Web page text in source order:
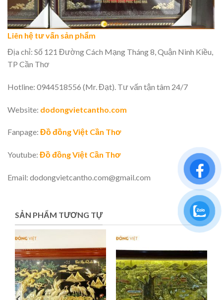
Liên hệ tư vấn sản phẩm
Địa chỉ: Số 121 Đường Cách Mạng Tháng 8, Quận Ninh Kiều,
TP Cần Thơ
Hotline: 0944518556 (Mr. Đạt). Tư vấn tận tâm 24/7
Website: dodongvietcantho.com
Fanpage: Đồ đồng Việt Cần Thơ
Youtube: Đồ đồng Việt Cần Thơ
Email: dodongvietcantho.com@gmail.com
SẢN PHẨM TƯƠNG TỰ